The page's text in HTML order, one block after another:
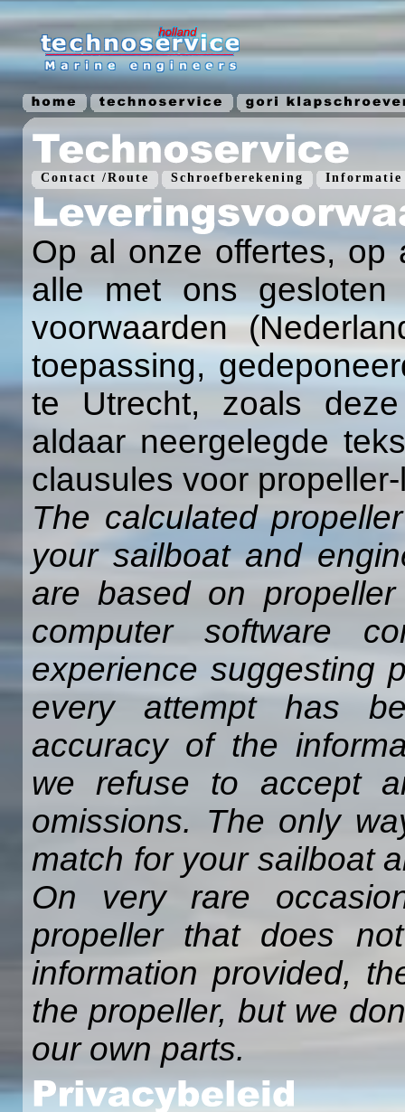
Contact /Route Schroefberekening Informatie
Op al onze offertes, op
alle met ons gesloten
voorwaarden
toepassing,
te Utrecht, zoals
aldaar neergelegde
clausules voor
The calculated
your sailboat and
are based on
computer software
experience suggesting
every attempt has
accuracy of the
we refuse to accept
omissions. The only
match for your sailboat
On very rare
propeller that does
information provided,
the propeller, but we
our own parts.